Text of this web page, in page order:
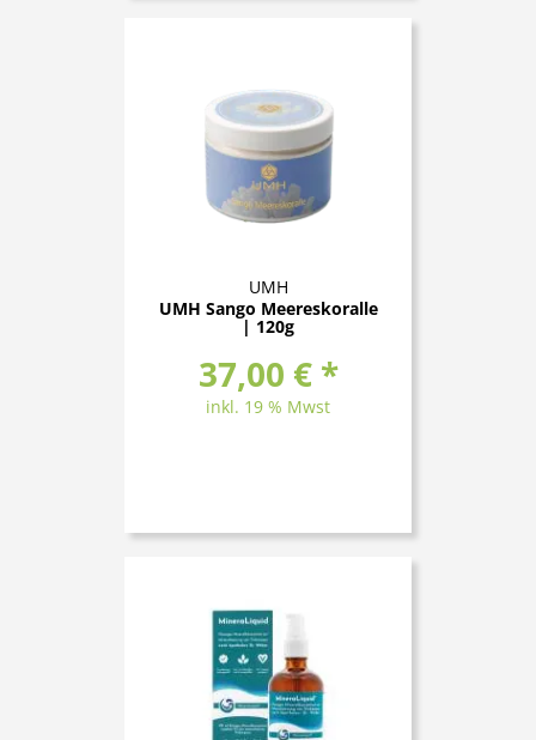
UMH
UMH Sango Meereskoralle
| 120g
37,00 € *
inkl. 19 % Mwst